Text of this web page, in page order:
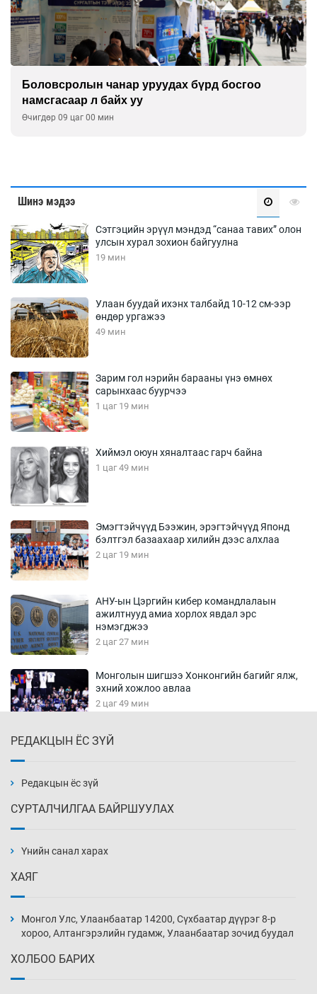
Боловсролын чанар уруудах бүрд босгоо
намсгасаар л байх уу
Өчигдөр 09 цаг 00 мин
Шинэ мэдээ
Сэтгэцийн эрүүл мэндэд “санаа тавих” олон
улсын хурал зохион байгуулна
19 мин
Улаан буудай ихэнх талбайд 10-12 см-ээр
өндөр ургажээ
49 мин
Зарим гол нэрийн барааны үнэ өмнөх
сарынхаас буурчээ
1 цаг 19 мин
Хиймэл оюун хяналтаас гарч байна
1 цаг 49 мин
Эмэгтэйчүүд Бээжин, эрэгтэйчүүд Японд
бэлтгэл базаахаар хилийн дээс алхлаа
2 цаг 19 мин
АНУ-ын Цэргийн кибер командлалаын
ажилтнууд амиа хорлох явдал эрс
нэмэгджээ
2 цаг 27 мин
Монголын шигшээ Хонконгийн багийг ялж,
эхний хожлоо авлаа
2 цаг 49 мин
3 цаг 19 мин
3 цаг 49 мин
4 цаг 19 мин
РЕДАКЦЫН ЁС ЗҮЙ
Редакцын ёс зүй
СУРТАЛЧИЛГАА БАЙРШУУЛАХ
Үнийн санал харах
ХАЯГ
Монгол Улс, Улаанбаатар 14200, Сүхбаатар дүүрэг 8-р
хороо, Алтангэрэлийн гудамж, Улаанбаатар зочид буудал
ХОЛБОО БАРИХ